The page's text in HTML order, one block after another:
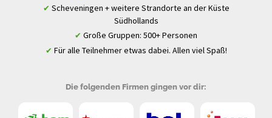
✔ Scheveningen + weitere Strandorte an der Küste
Südhollands
✔ Große Gruppen: 500+ Personen
✔ Für alle Teilnehmer etwas dabei. Allen viel Spaß!
Die folgenden Firmen gingen vor dir: